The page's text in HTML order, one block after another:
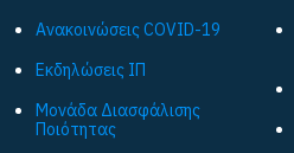
Ανακοινώσεις COVID-19
Εκδηλώσεις ΙΠ
Μονάδα Διασφάλισης
Ποιότητας